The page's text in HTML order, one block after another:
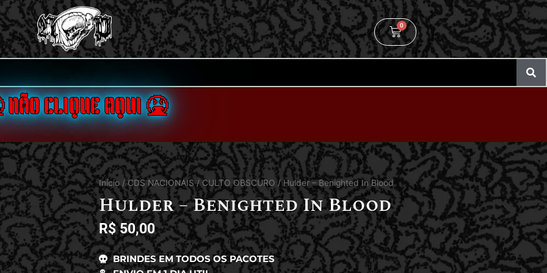
0
CLIQUE AQUI 🤮
Início /CDS NACIONAIS/ CULTO OBSCURO/ Hulder – Benighted In Blood
Hulder – Benighted In Blood
R$50,00
BRINDES EM TODOS OS PACOTES